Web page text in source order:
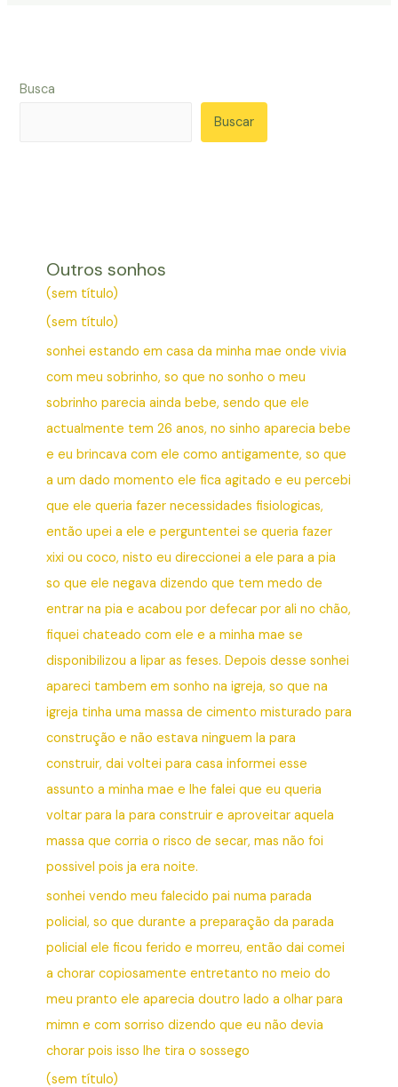
Busca
Buscar
Outros sonhos
(sem título)
(sem título)
sonhei estando em casa da minha mae onde vivia
com meu sobrinho, so que no sonho o meu
sobrinho parecia ainda bebe, sendo que ele
actualmente tem 26 anos, no sinho aparecia bebe
e eu brincava com ele como antigamente, so que
a um dado momento ele fica agitado e eu percebi
que ele queria fazer necessidades fisiologicas,
então upei a ele e perguntentei se queria fazer
xixi ou coco, nisto eu direccionei a ele para a pia
so que ele negava dizendo que tem medo de
entrar na pia e acabou por defecar por ali no chão,
fiquei chateado com ele e a minha mae se
disponibilizou a lipar as feses. Depois desse sonhei
apareci tambem em sonho na igreja, so que na
igreja tinha uma massa de cimento misturado para
construção e não estava ninguem la para
construir, dai voltei para casa informei esse
assunto a minha mae e lhe falei que eu queria
voltar para la para construir e aproveitar aquela
massa que corria o risco de secar, mas não foi
possivel pois ja era noite.
sonhei vendo meu falecido pai numa parada
policial, so que durante a preparação da parada
policial ele ficou ferido e morreu, então dai comei
a chorar copiosamente entretanto no meio do
meu pranto ele aparecia doutro lado a olhar para
mimn e com sorriso dizendo que eu não devia
chorar pois isso lhe tira o sossego
(sem título)